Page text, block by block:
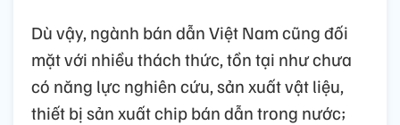
Dù vậy, ngành bán dẫn Việt Nam cũng đối
mặt với nhiều thách thức, tồn tại như chưa
có năng lực nghiên cứu, sản xuất vật liệu,
thiết bị sản xuất chip bán dẫn trong nước;